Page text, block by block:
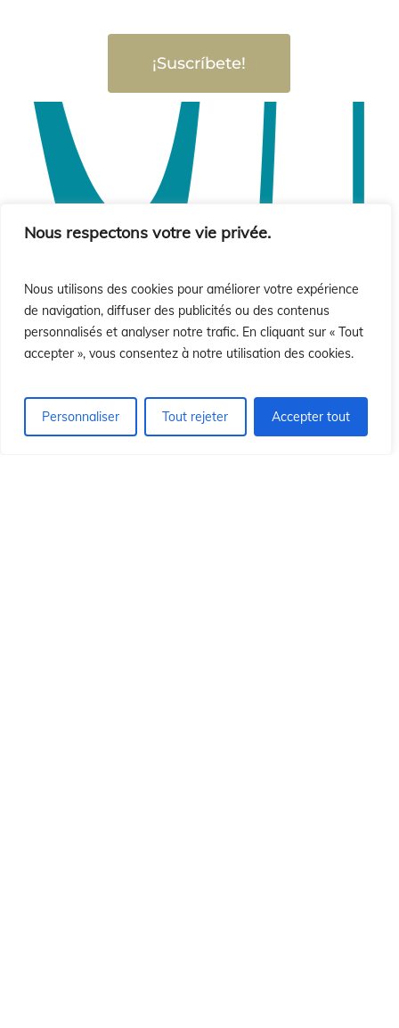
Nous respectons votre vie privée.
Nous utilisons des cookies pour améliorer votre expérience
de navigation, diffuser des publicités ou des contenus
personnalisés et analyser notre trafic. En cliquant sur « Tout
accepter », vous consentez à notre utilisation des cookies.
Personnaliser Tout rejeter Accepter tout
¡Suscríbete!